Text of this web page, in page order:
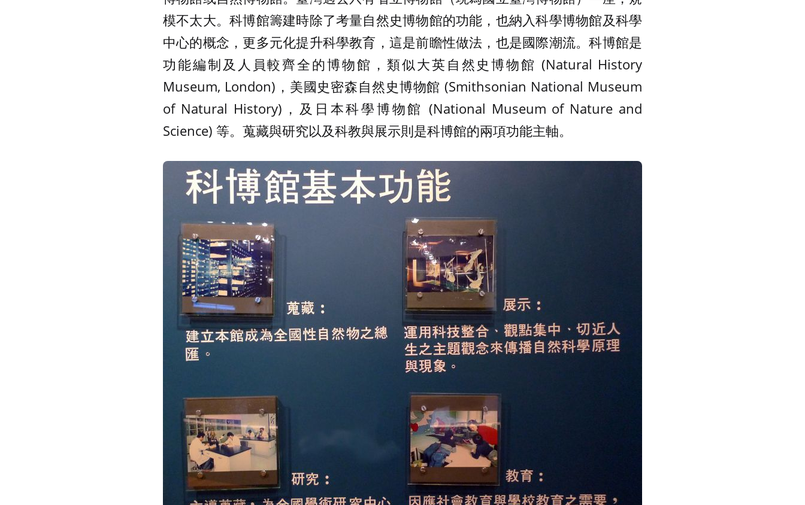
模不太大。科博館籌建時除了考量自然史博物館的功能，也納入科學博物館及科學
中心的概念，更多元化提升科學教育，這是前瞻性做法，也是國際潮流。科博館是
功能編制及人員較齊全的博物館，類似大英自然史博物館 (Natural History
Museum, London)，美國史密森自然史博物館 (Smithsonian National Museum
of Natural History)，及日本科學博物館 (National Museum of Nature and
Science) 等。蒐藏與研究以及科教與展示則是科博館的兩項功能主軸。